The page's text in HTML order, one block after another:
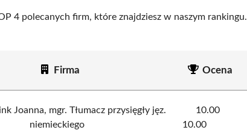
4 polecanych firm, które znajdziesz w naszym rankingu.
Firma Ocena
Joanna, mgr. Tłumacz przysięgły jęz.
niemieckiego
10.00
10.00